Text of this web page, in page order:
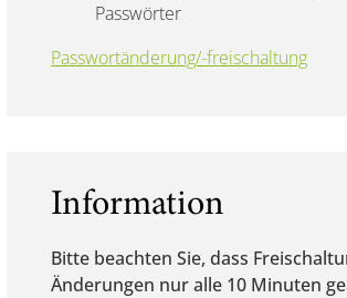
Passwörter
Passwortänderung/-freischaltung
Information
Bitte beachten Sie, dass
Änderungen nur alle 10 Minuten